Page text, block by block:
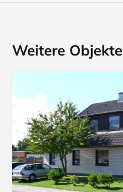
Weitere Objekte